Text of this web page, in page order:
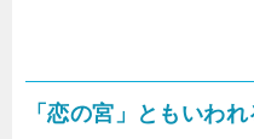
「恋の宮」ともいわ